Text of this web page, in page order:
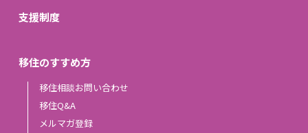
支援制度
移住のすすめ方
移住相談お問い合わせ
移住Q&A
メルマガ登録